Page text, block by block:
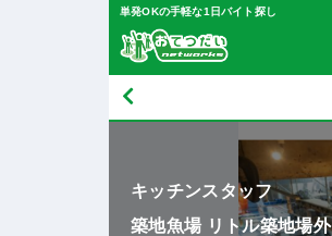
単発OKの手軽な1日バイト探し
キッチンスタッフ
築地魚場 リトル築地場外